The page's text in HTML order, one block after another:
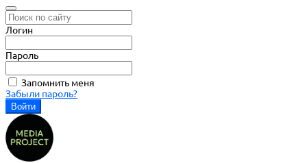
Логин
Пароль
Запомнить меня
Забыли пароль?